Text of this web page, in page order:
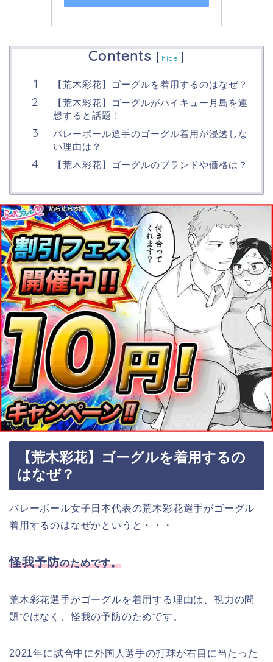
Contents [hide ]
【荒木彩花】ゴーグルを着用するのはなぜ？
【荒木彩花】ゴーグルがハイキュー月島を連
想すると話題！
バレーボール選手のゴーグル着用が浸透しな
い理由は？
【荒木彩花】ゴーグルのブランドや価格は？
【荒木彩花】ゴーグルを着用するの
はなぜ？
バレーボール女子日本代表の荒木彩花選手がゴーグル
着用するのはなぜかというと・・・
怪我予防のためです。
荒木彩花選手がゴーグルを着用する理由は、視力の問
題ではなく、怪我の予防のためです。
2021年に試合中に外国人選手の打球が右目に当たった